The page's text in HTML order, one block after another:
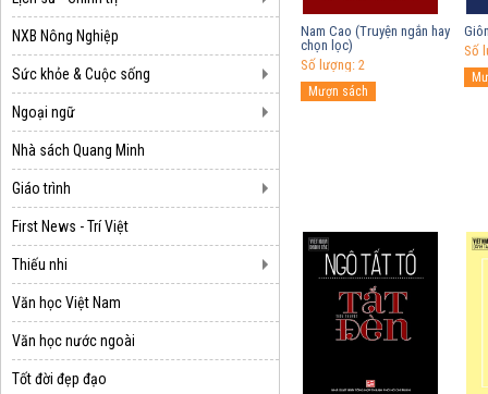
NXB Nông Nghiệp
Sức khỏe & Cuộc sống
Ngoại ngữ
Nhà sách Quang Minh
Giáo trình
First News - Trí Việt
Thiếu nhi
Văn học Việt Nam
Văn học nước ngoài
Tốt đời đẹp đạo
Nam Cao (Truyện ngắn hay
chọn lọc)
Số lượng: 2
Số